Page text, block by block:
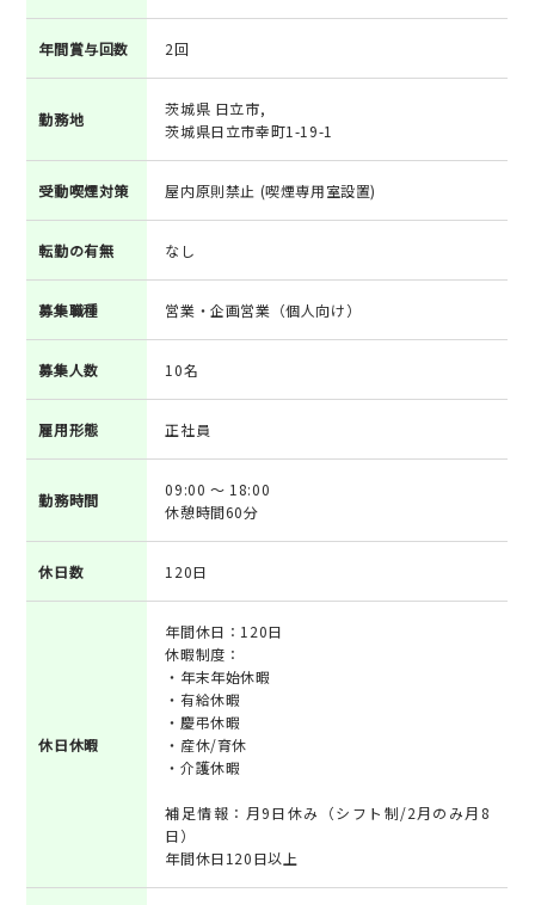
年間賞与回数 2回
勤務地
茨城県 日立市,
茨城県日立市幸町1-19-1
受動喫煙対策 屋内原則禁止 (喫煙専用室設置)
転勤の有無 なし
募集職種 営業・企画営業（個人向け）
募集人数 10名
雇用形態 正社員
勤務時間
09:00 ～ 18:00
休憩時間60分
休日数 120日
休日休暇
年間休日：120日
休暇制度：
・年末年始休暇
・有給休暇
・慶弔休暇
・産休/育休
・介護休暇
補足情報：月9日休み（シフト制/2月のみ月8
日）
年間休日120日以上